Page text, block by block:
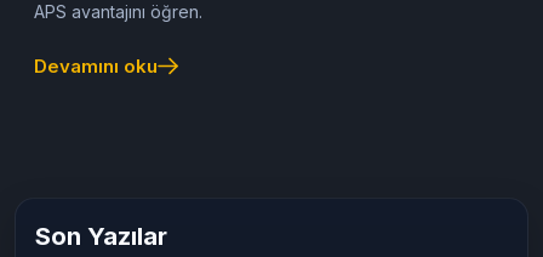
APS avantajını öğren.
Devamını oku
Son Yazılar